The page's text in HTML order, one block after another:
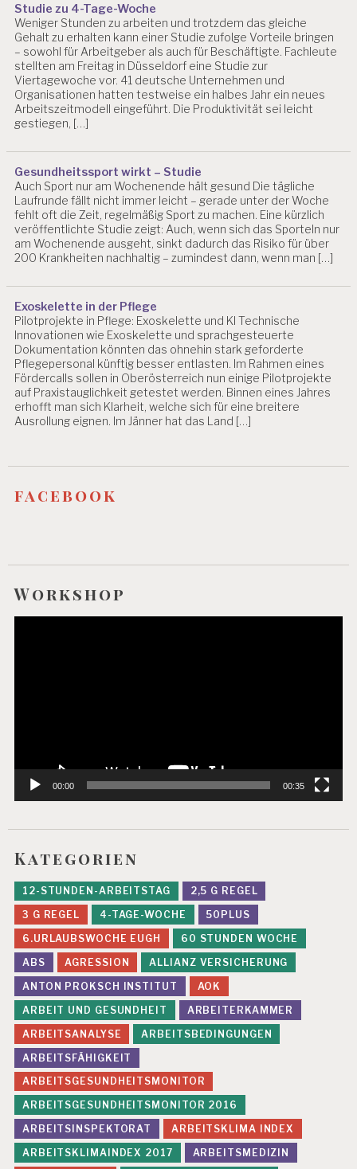
Studie zu 4-Tage-Woche
Weniger Stunden zu arbeiten und trotzdem das gleiche
Gehalt zu erhalten kann einer Studie zufolge Vorteile bringen
– sowohl für Arbeitgeber als auch für Beschäftigte. Fachleute
stellten am Freitag in Düsseldorf eine Studie zur
Viertagewoche vor. 41 deutsche Unternehmen und
Organisationen hatten testweise ein halbes Jahr ein neues
Arbeitszeitmodell eingeführt. Die Produktivität sei leicht
gestiegen, […]
Gesundheitssport wirkt – Studie
Auch Sport nur am Wochenende hält gesund Die tägliche
Laufrunde fällt nicht immer leicht – gerade unter der Woche
fehlt oft die Zeit, regelmäßig Sport zu machen. Eine kürzlich
veröffentlichte Studie zeigt: Auch, wenn sich das Sporteln nur
am Wochenende ausgeht, sinkt dadurch das Risiko für über
200 Krankheiten nachhaltig – zumindest dann, wenn man […]
Exoskelette in der Pflege
Pilotprojekte in Pflege: Exoskelette und KI Technische
Innovationen wie Exoskelette und sprachgesteuerte
Dokumentation könnten das ohnehin stark geforderte
Pflegepersonal künftig besser entlasten. Im Rahmen eines
Fördercalls sollen in Oberösterreich nun einige Pilotprojekte
auf Praxistauglichkeit getestet werden. Binnen eines Jahres
erhofft man sich Klarheit, welche sich für eine breitere
Ausrollung eignen. Im Jänner hat das Land […]
facebook
Workshop
00:00 00:35
Kategorien
12-STUNDEN-ARBEITSTAG
2,5 G REGEL
3 G REGEL
4-TAGE-WOCHE
50PLUS
6.URLAUBSWOCHE EUGH
60 STUNDEN WOCHE
ABS
AGRESSION
ALLIANZ VERSICHERUNG
ANTON PROKSCH INSTITUT
AOK
ARBEIT UND GESUNDHEIT
ARBEITERKAMMER
ARBEITSANALYSE
ARBEITSBEDINGUNGEN
ARBEITSFÄHIGKEIT
ARBEITSGESUNDHEITSMONITOR
ARBEITSGESUNDHEITSMONITOR 2016
ARBEITSINSPEKTORAT
ARBEITSKLIMA INDEX
ARBEITSKLIMAINDEX 2017
ARBEITSMEDIZIN